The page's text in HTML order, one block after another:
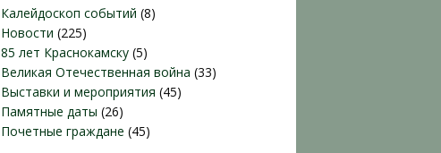
Калейдоскоп событий (8)
Новости (225)
85 лет Краснокамску (5)
Великая Отечественная война (33)
Выставки и мероприятия (45)
Памятные даты (26)
Почетные граждане (45)